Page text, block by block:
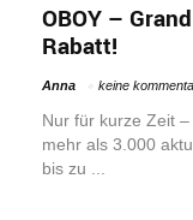
OBOY –
Rabatt!
Anna keine
Nur für kurze Zeit
mehr als 3.000
bis zu ...